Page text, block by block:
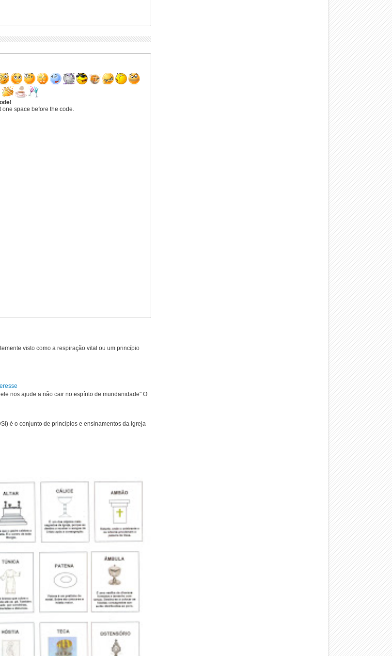
one space before the code.
visto como a respiração vital ou um princípio
nos ajude a não cair no espírito de mundanidade" O
é o conjunto de princípios e ensinamentos da Igreja